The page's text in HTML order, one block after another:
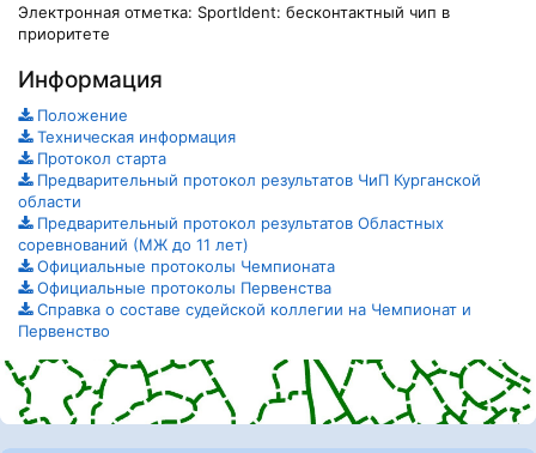
Электронная отметка: SportIdent: бесконтактный чип в
приоритете
Информация
Положение
Техническая информация
Протокол старта
Предварительный протокол результатов ЧиП Курганской
области
Предварительный протокол результатов Областных
соревнований (МЖ до 11 лет)
Официальные протоколы Чемпионата
Официальные протоколы Первенства
Справка о составе судейской коллегии на Чемпионат и
Первенство